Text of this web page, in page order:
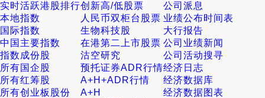
实时活跃港股排行创新高/低股票
公司派息
本地指数
人民币双柜台股票 业绩公布时间表
国际指数
生物科技股
大行报告
中国主要指数
在港第二上市股票 公司业绩新闻
指数成份股
沽空研究
公司活动搜寻
所有国企股
预托证券ADR行情经济日志
所有红筹股
A+H+ADR行情
经济数据库
所有创业板股份
A+H
经济数据图表